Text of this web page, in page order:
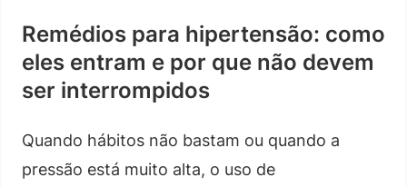
Remédios para hipertensão: como
eles entram e por que não devem
ser interrompidos
Quando hábitos não bastam ou quando a
pressão está muito alta, o uso de